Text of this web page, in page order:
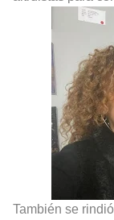
También se